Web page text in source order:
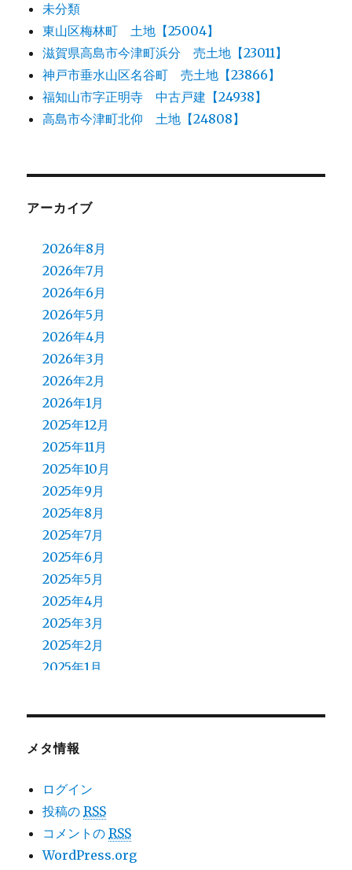
未分類
東山区梅林町 土地【25004】
滋賀県高島市今津町浜分 売土地【23011】
神戸市垂水山区名谷町 売土地【23866】
福知山市字正明寺 中古戸建【24938】
高島市今津町北仰 土地【24808】
アーカイブ
2026年8月
2026年7月
2026年6月
2026年5月
2026年4月
2026年3月
2026年2月
2026年1月
2025年12月
2025年11月
2025年10月
2025年9月
2025年8月
2025年7月
2025年6月
2025年5月
2025年4月
2025年3月
2025年2月
2025年1月
2024年11月
2024年9月
2024年7月
2024年6月
2024年5月
メタ情報
ログイン
投稿のRSS
コメントのRSS
WordPress.org